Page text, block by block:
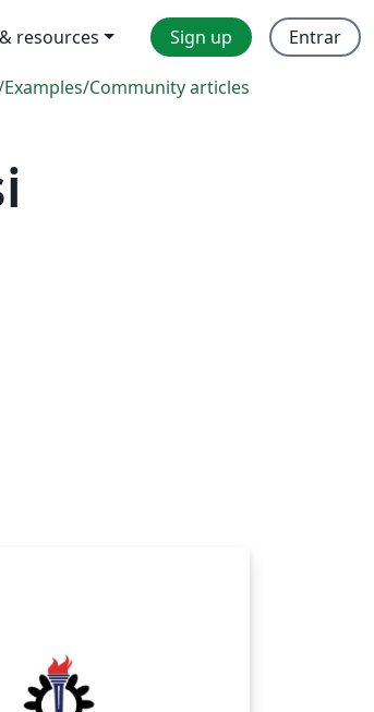
resources Sign up Entrar
Examples/Community articles